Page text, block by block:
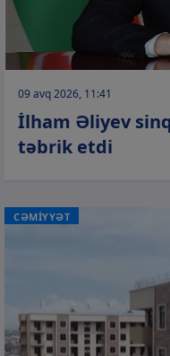
09 avq 2026, 11:41
İlham Əliyev
təbrik etdi
CƏMİYYƏT